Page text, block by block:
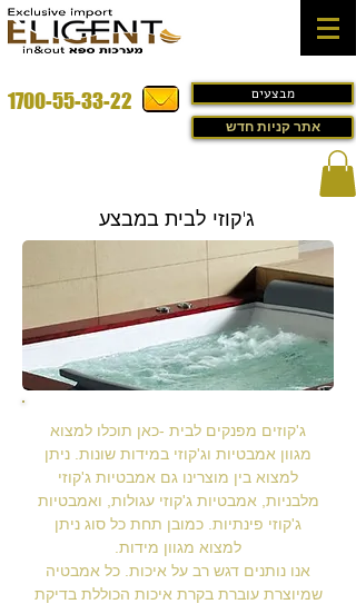
1700-55-33-22 מבצעים
אתר קניות חדש
ג'קוזי לבית במבצע
ג'קוזים מפנקים לבית -כאן תוכלו למצוא
מגוון אמבטיות וג'קוזי במידות שונות. ניתן
למצוא בין מוצרינו גם אמבטיות ג'קוזי
מלבניות, אמבטיות ג'קוזי עגולות, ואמבטיות
ג'קוזי פינתיות. כמובן תחת כל סוג ניתן
למצוא מגוון מידות.
אנו נותנים דגש רב על איכות. כל אמבטיה
שמיוצרת עוברת בקרת איכות הכוללת בדיקת